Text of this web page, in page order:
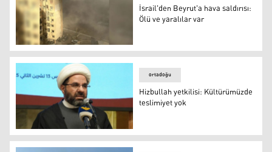
İsrail'den Beyrut'a hava saldırısı: Ölü ve yaralılar var
İsrail'den Beyrut'a hava saldırısı:
Ölü ve yaralılar var
Hizbullah Yürütme Konseyi Başkan Yardımcısı Şeyh Ali
ortadoğu
Hizbullah yetkilisi: Kültürümüzde
teslimiyet yok